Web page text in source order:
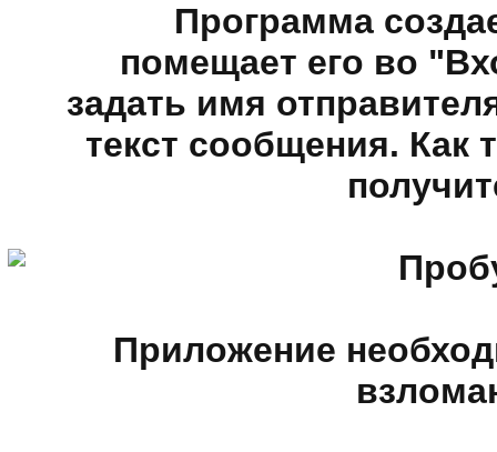
Программа
помещает его во
задать имя
текст сообщения. Как
Приложение